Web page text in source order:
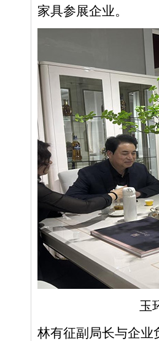
家具参展企业。
玉
林有征副局长与企业